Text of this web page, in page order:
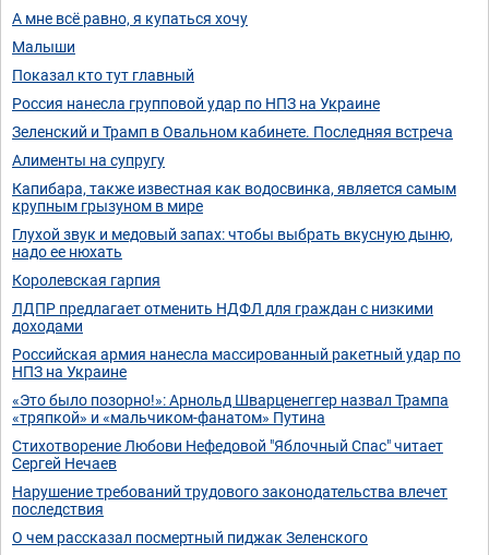
А мне всё равно, я купаться хочу
Малыши
Показал кто тут главный
Россия нанесла групповой удар по НПЗ на Украине
Зеленский и Трамп в Овальном кабинете. Последняя встреча
Алименты на супругу
Капибара, также известная как водосвинка, является самым
крупным грызуном в мире
Глухой звук и медовый запах: чтобы выбрать вкусную дыню,
надо ее нюхать
Королевская гарпия
ЛДПР предлагает отменить НДФЛ для граждан с низкими
доходами
Российская армия нанесла массированный ракетный удар по
НПЗ на Украине
«Это было позорно!»: Арнольд Шварценеггер назвал Трампа
«тряпкой» и «мальчиком-фанатом» Путина
Стихотворение Любови Нефедовой "Яблочный Спас" читает
Сергей Нечаев
Нарушение требований трудового законодательства влечет
последствия
О чем рассказал посмертный пиджак Зеленского